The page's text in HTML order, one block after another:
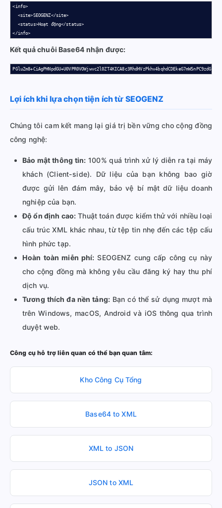
<info>
  <site>SEOGENZ</site>
  <status>Hoạt động</status>
</info>
Kết quả chuỗi Base64 nhận được:
Lợi ích khi lựa chọn tiện ích từ SEOGENZ
Chúng tôi cam kết mang lại giá trị bền vững cho cộng đồng
công nghệ:
Bảo mật thông tin: 100% quá trình xử lý diễn ra tại máy
khách (Client-side). Dữ liệu của bạn không bao giờ
được gửi lên đám mây, bảo vệ bí mật dữ liệu doanh
nghiệp của bạn.
Độ ổn định cao: Thuật toán được kiểm thử với nhiều loại
cấu trúc XML khác nhau, từ tệp tin nhẹ đến các tệp cấu
hình phức tạp.
Hoàn toàn miễn phí: SEOGENZ cung cấp công cụ này
cho cộng đồng mà không yêu cầu đăng ký hay thu phí
dịch vụ.
Tương thích đa nền tảng:Bạn có thể sử dụng mượt mà
trên Windows, macOS, Android và iOS thông qua trình
duyệt web.
Công cụ hỗ trợ liên quan có thể bạn quan tâm:
Kho Công Cụ Tổng
Base64 to XML
XML to JSON
JSON to XML